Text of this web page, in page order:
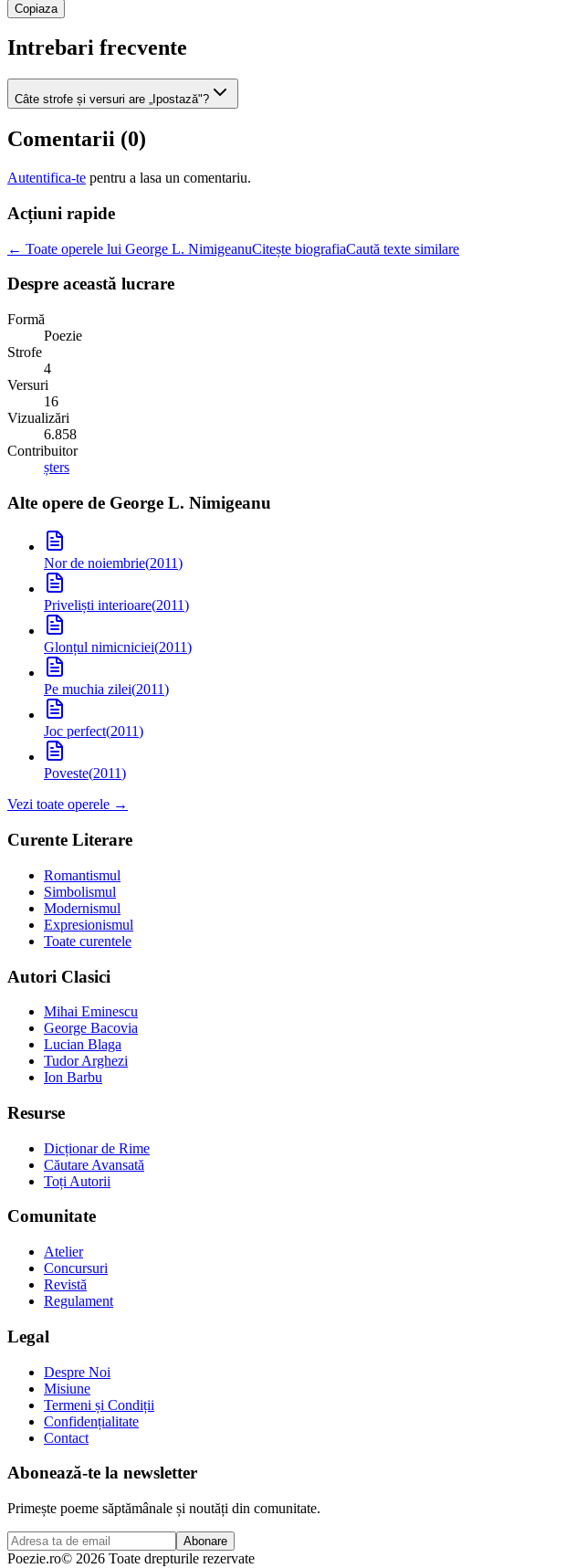
Copiaza
Intrebari frecvente
Câte strofe și versuri are „Ipostază"?
Comentarii (0)
Autentifica-te pentru a lasa un comentariu.
Acțiuni rapide
← Toate operele lui George L. NimigeanuCitește biografiaCaută texte similare
Despre această lucrare
Formă
Poezie
Strofe
4
Versuri
16
Vizualizări
6.858
Contribuitor
șters
Alte opere de George L. Nimigeanu
Nor de noiembrie(2011)
Priveliști interioare(2011)
Glonțul nimicniciei(2011)
Pe muchia zilei(2011)
Joc perfect(2011)
Poveste(2011)
Vezi toate operele →
Curente Literare
Romantismul
Simbolismul
Modernismul
Expresionismul
Toate curentele
Autori Clasici
Mihai Eminescu
George Bacovia
Lucian Blaga
Tudor Arghezi
Ion Barbu
Resurse
Dicționar de Rime
Căutare Avansată
Toți Autorii
Comunitate
Atelier
Concursuri
Revistă
Regulament
Legal
Despre Noi
Misiune
Termeni și Condiții
Confidențialitate
Contact
Abonează-te la newsletter
Primește poeme săptămânale și noutăți din comunitate.
Abonare
Poezie.ro© 2026 Toate drepturile rezervate